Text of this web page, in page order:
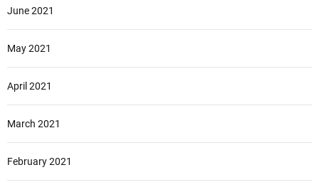
June 2021
May 2021
April 2021
March 2021
February 2021